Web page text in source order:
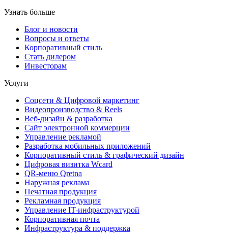
Узнать больше
Блог и новости
Вопросы и ответы
Корпоративный стиль
Стать дилером
Инвесторам
Услуги
Соцсети & Цифровой маркетинг
Видеопроизводство & Reels
Веб-дизайн & разработка
Сайт электронной коммерции
Управление рекламой
Разработка мобильных приложений
Корпоративный стиль & графический дизайн
Цифровая визитка Wcard
QR-меню Qretna
Наружная реклама
Печатная продукция
Рекламная продукция
Управление IT-инфраструктурой
Корпоративная почта
Инфраструктура & поддержка